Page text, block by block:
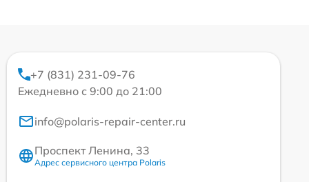
+7 (831) 231-09-76
Ежедневно с 9:00 до 21:00
info@polaris-repair-center.ru
Проспект Ленина, 33
Адрес сервисного центра Polaris